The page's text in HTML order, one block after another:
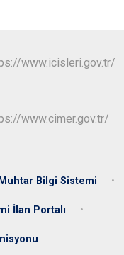
Muhtar Bilgi Sistemi
İlan Portalı